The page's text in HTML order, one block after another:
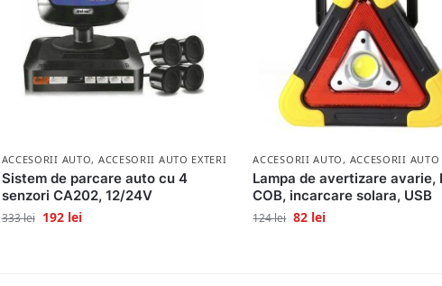
ACCESORII AUTO, ACCESORII AUTO EXTERIOR
Sistem de parcare auto cu 4
senzori CA202, 12/24V
333lei 192 lei
ACCESORII AUTO , ACCESORII AUTO
Lampa de avertizare avarie,
COB, incarcare solara, USB
124lei 82 lei